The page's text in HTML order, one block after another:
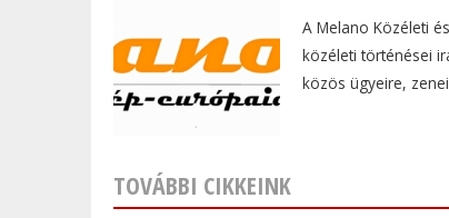
A Melano Közéleti
közéleti történései
közös ügyeire,
TOVÁBBI CIKKEINK